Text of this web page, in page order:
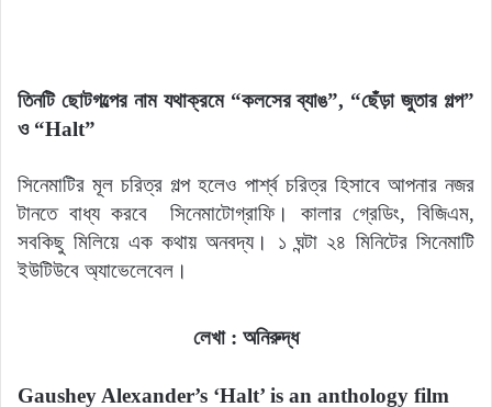
তিনটি ছোটগল্পের নাম যথাক্রমে “কলসের ব্যাঙ”, “ছেঁড়া জুতার গল্প”
ও “Halt”
সিনেমাটির মূল চরিত্র গল্প হলেও পার্শ্ব চরিত্র হিসাবে আপনার নজর
টানতে বাধ্য করবে
সিনেমাটোগ্রাফি। কালার গ্রেডিং, বিজিএম,
সবকিছু মিলিয়ে এক কথায় অনবদ্য। ১ ঘন্টা ২৪ মিনিটের সিনেমাটি
ইউটিউবে অ্যাভেলেবেল।
লেখা : অনিরুদ্ধ
Gaushey Alexander’s ‘Halt’ is an anthology film